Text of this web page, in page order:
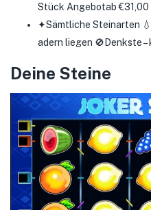
Stück Angebotab €31,00
✦Sämtliche Steinarten
adern liegen 🚫Denkste –
Deine Steine